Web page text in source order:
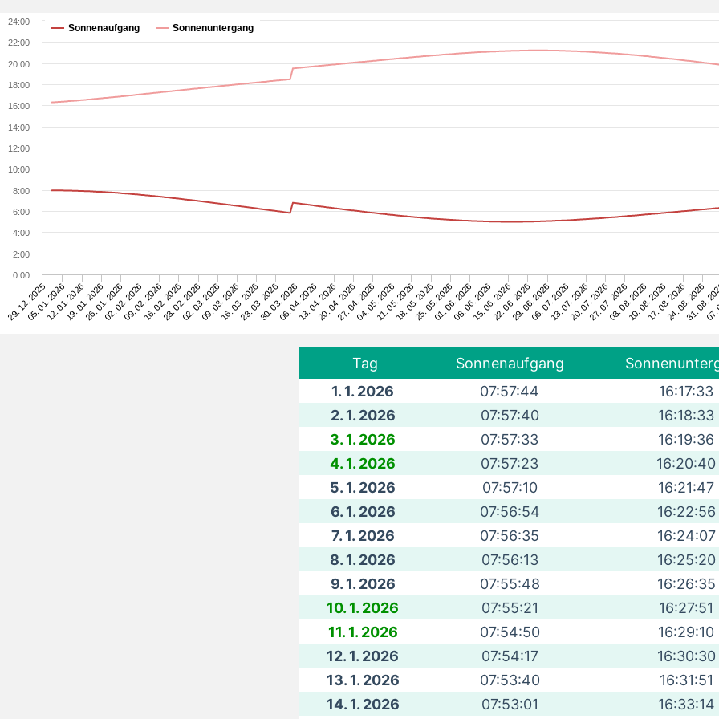
Sonnenaufgang Sonnenuntergang
29. 12. 2025
05. 01. 202612. 01. 202619. 01. 202626. 01. 202602. 02. 202609. 02. 202616. 02. 202623. 02. 202602. 03. 202609. 03. 202616. 03. 202623. 03. 202630. 03. 202606. 04. 202613. 04. 202620. 04. 202627. 04. 202604. 05. 202611. 05. 202618. 05. 202625. 05. 202601. 06. 202608. 06. 202615. 06. 202622. 06. 202629. 06. 202606. 07. 202613. 07. 202620. 07. 202627. 07. 202603. 08. 202610. 08. 202617. 08. 202624. 08. 2026
31. 08.
0:00
2:00
4:00
6:00
8:00
10:00
12:00
14:00
16:00
18:00
20:00
22:00
24:00
Tag Sonnenaufgang
1. 1. 2026
07:57:44
16:17:33
2. 1. 2026
07:57:40
16:18:33
3. 1. 2026
07:57:33
16:19:36
4. 1. 2026
07:57:23
16:20:40
5. 1. 2026
07:57:10
16:21:47
6. 1. 2026
07:56:54
16:22:56
7. 1. 2026
07:56:35
16:24:07
8. 1. 2026
07:56:13
16:25:20
9. 1. 2026
07:55:48
16:26:35
10. 1. 2026
07:55:21
16:27:51
11. 1. 2026
07:54:50
16:29:10
12. 1. 2026
07:54:17
16:30:30
13. 1. 2026
07:53:40
16:31:51
14. 1. 2026
07:53:01 16:33:14